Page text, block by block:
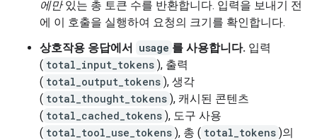
에만있는 총 토큰 수를 반환합니다. 입력을 보내기 전
에 이 호출을 실행하여 요청의 크기를 확인합니다.
상호작용 응답에서 usage 를 사용합니다. 입력
( total_input_tokens ), 출력
( total_output_tokens ), 생각
( total_thought_tokens ), 캐시된 콘텐츠
( total_cached_tokens ), 도구 사용
( total_tool_use_tokens ), 총 ( total_tokens )의